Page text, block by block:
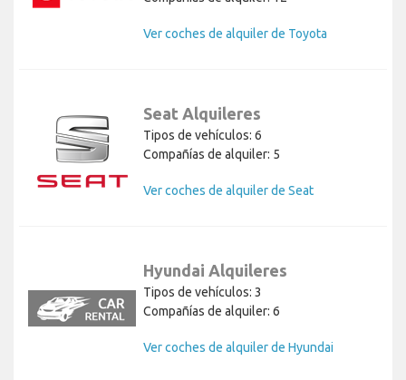
Ver coches de alquiler de Toyota
Seat Alquileres
Tipos de vehículos: 6
Compañías de alquiler: 5
Ver coches de alquiler de Seat
Hyundai Alquileres
Tipos de vehículos: 3
Compañías de alquiler: 6
Ver coches de alquiler de Hyundai